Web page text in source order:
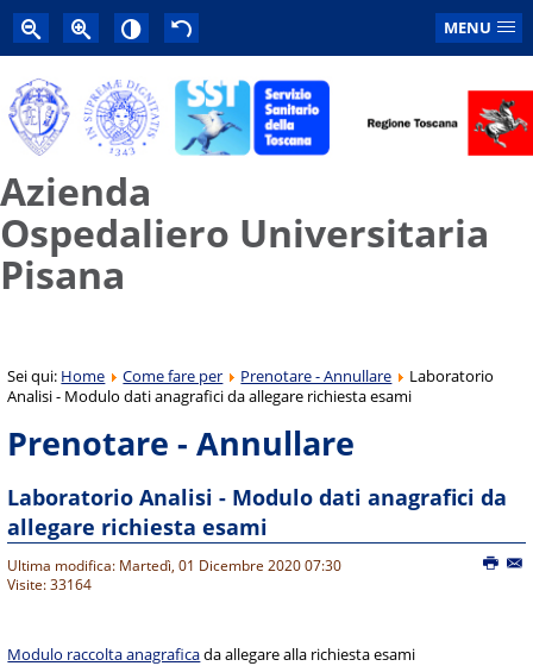
MENU
Azienda
Ospedaliero Universitaria
Pisana
Sei qui: Home Come fare per Prenotare - Annullare
Laboratorio
Analisi - Modulo dati anagrafici da allegare richiesta esami
Prenotare - Annullare
Laboratorio Analisi - Modulo dati anagrafici da
allegare richiesta esami
Ultima modifica: Martedì, 01 Dicembre 2020 07:30
Visite: 33164
Modulo raccolta anagraficada allegare alla richiesta esami